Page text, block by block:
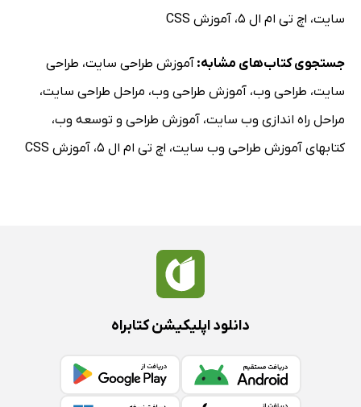
سایت، اچ تی ام ال 5 ، آموزش CSS
جستجوی کتاب‌های مشابه: آموزش طراحی سایت، طراحی
سایت، طراحی وب، آموزش طراحی وب، مراحل طراحی سایت،
مراحل راه اندازی وب سایت، آموزش طراحی و توسعه وب،
کتابهای آموزش طراحی وب سایت، اچ تی ام ال 5 ، آموزش CSS
دانلود اپلیکیشن کتابراه